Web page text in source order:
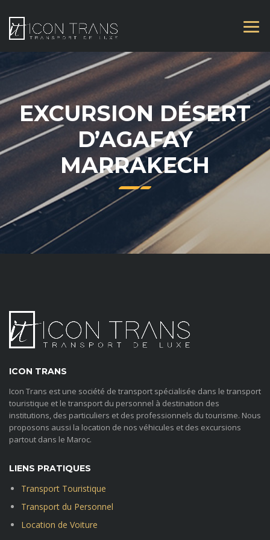
EXCURSION DÉSERT
D’AGAFAY
MARRAKECH
ICON TRANS
Icon Trans est une société de transport spécialisée dans le transport
touristique et le transport du personnel à destination des
institutions, des particuliers et des professionnels du tourisme. Nous
proposons aussi la location de nos véhicules et des excursions
partout dans le Maroc.
LIENS PRATIQUES
Transport Touristique
Transport du Personnel
Location de Voiture